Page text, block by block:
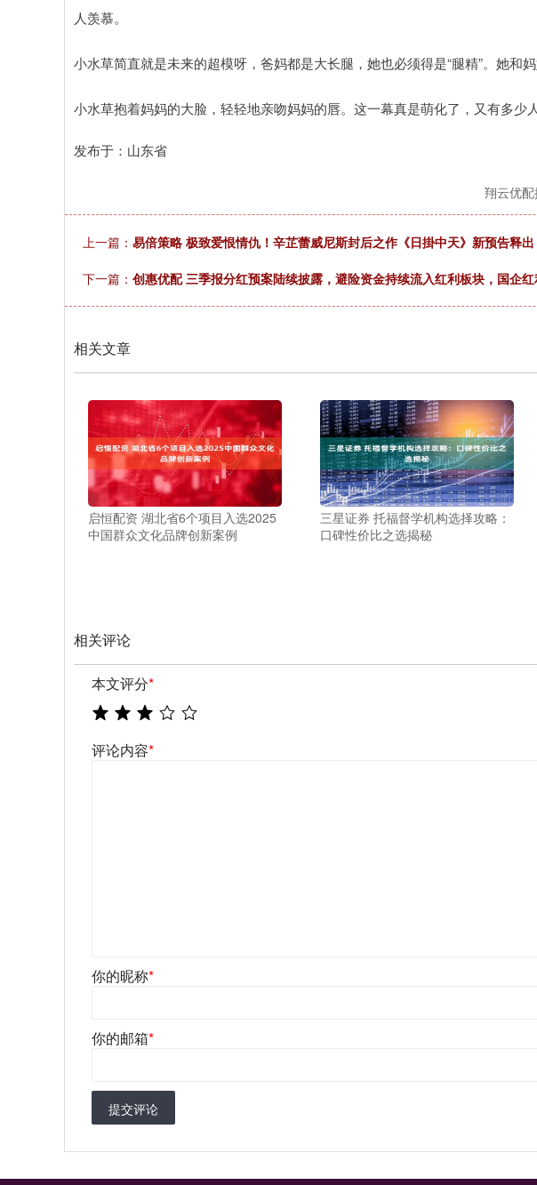
人羡慕。
小水草简直就是未来的超模呀，爸妈都是大长腿，她也必须得是“腿精”。她和
小水草抱着妈妈的大脸，轻轻地亲吻妈妈的唇。这一幕真是萌化了，又有多少
发布于：山东省
翔云优配
上一篇： 易倍策略 极致爱恨情仇！辛芷蕾威尼斯封后之作《日掛中天》新预告释出
下一篇： 创惠优配 三季报分红预案陆续披露，避险资金持续流入红利板块，国企
相关文章
启恒配资 湖北省6个项目入选2025
中国群众文化品牌创新案例
三星证券 托福督学机构选择攻略：
口碑性价比之选揭秘
相关评论
本文评分*
评论内容*
你的昵称*
你的邮箱*
提交评论